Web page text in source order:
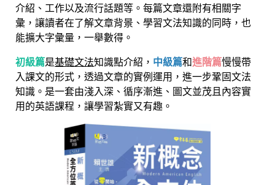
介紹、工作以及流行話題等。每篇文章還附有相關字
彙，讓讀者在了解文章背景、學習文法知識的同時，也
能擴大字彙量，一舉數得。
初級篇是基礎文法知識點介紹， 中級篇和進階篇慢慢帶
入課文的形式，透過文章的實例運用，進一步鞏固文法
知識。是一套由淺入深、循序漸進、圖文並茂且內容實
用的英語課程，讓學習紮實又有趣。